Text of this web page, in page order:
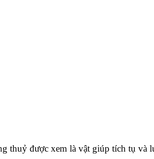
thuỷ được xem là vật giúp tích tụ